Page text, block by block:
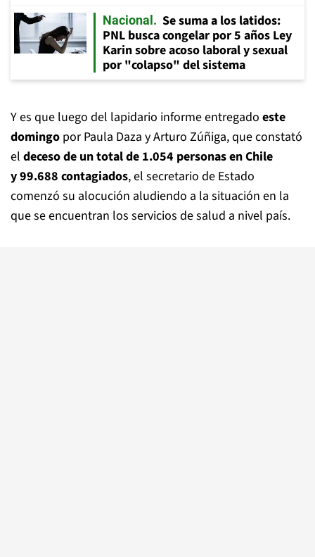
Nacional
Se suma a los latidos:
PNL busca congelar por 5 años Ley
Karin sobre acoso laboral y sexual
por "colapso" del sistema
Y es que luego del lapidario informe entregado este
domingo por Paula Daza y Arturo Zúñiga, que constató
el deceso de un total de 1.054 personas en Chile
y 99.688 contagiados, el secretario de Estado
comenzó su alocución aludiendo a la situación en la
que se encuentran los servicios de salud a nivel país.